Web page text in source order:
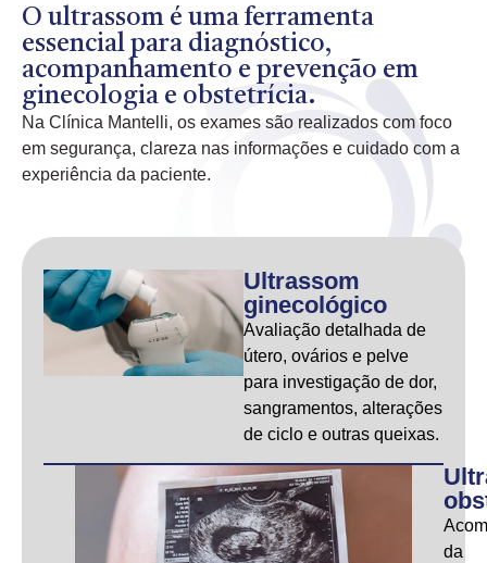
O ultrassom é uma ferramenta
essencial para diagnóstico,
acompanhamento e prevenção em
ginecologia e obstetrícia.
Na Clínica Mantelli, os exames são realizados com foco
em segurança, clareza nas informações e cuidado com a
experiência da paciente.
Ultrassom
ginecológico
Avaliação detalhada de
útero, ovários e pelve
para investigação de dor,
sangramentos, alterações
de ciclo e outras queixas.
da